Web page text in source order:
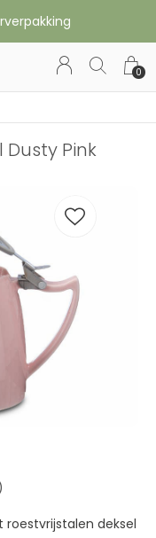
0
Pink
deksel